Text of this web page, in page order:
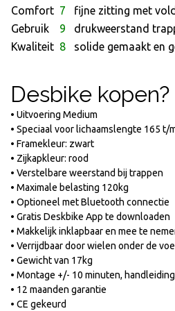
Comfort 7
fijne zitting met
Gebruik
9
drukweerstand
Kwaliteit 8 solide gemaakt en
Desbike
• Uitvoering Medium
• Speciaal voor lichaamslengte 165 t/
• Framekleur: zwart
• Zijkapkleur: rood
• Verstelbare weerstand bij trappen
• Maximale belasting 120kg
• Optioneel met Bluetooth connectie
• Gratis Deskbike App te downloaden
• Makkelijk inklapbaar en mee te
• Verrijdbaar door wielen onder de
• Gewicht van 17kg
• Montage +/- 10 minuten,
• 12 maanden garantie
• CE gekeurd